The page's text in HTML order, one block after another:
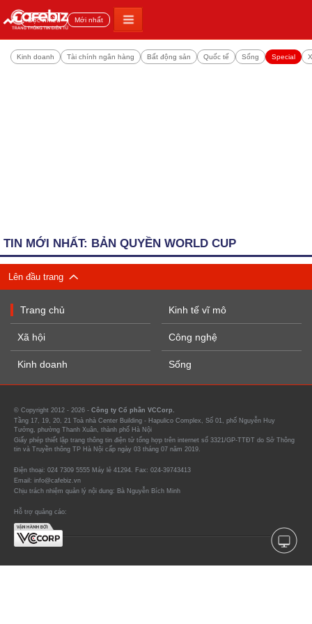
Đọc nhiều Mới nhất
Kinh doanh Tài chính ngân hàng Bất động sản Quốc tế Sống Special
TIN MỚI NHẤT: BẢN QUYỀN WORLD CUP
Lên đầu trang
Trang chủ
Xã hội
Kinh doanh
Kinh tế vĩ mô
Công nghệ
Sống
© Copyright 2012 - 2026 - Công ty Cổ phần VCCorp.
Tầng 17, 19, 20, 21 Toà nhà Center Building - Hapulico Complex, Số 01, phố Nguyễn Huy
Tưởng, phường Thanh Xuân, thành phố Hà Nội
Giấy phép thiết lập trang thông tin điện tử tổng hợp trên internet số 3321/GP-TTĐT do Sở Thông
tin và Truyền thông TP Hà Nội cấp ngày 03 tháng 07 năm 2019.
Điện thoại: 024 7309 5555 Máy lẻ 41294. Fax: 024-39743413
Email: info@cafebiz.vn
Chịu trách nhiệm quản lý nội dung: Bà Nguyễn Bích Minh
Hỗ trợ quảng cáo: